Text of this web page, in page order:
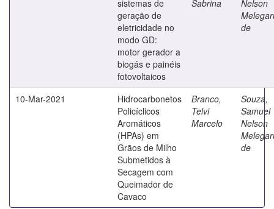
sistemas de
geração de
eletricidade no
modo GD:
motor gerador a
biogás e painéis
fotovoltaicos
Sabrina
Nelson
Melegari
de
10-Mar-2021
Hidrocarbonetos
Policíclicos
Aromáticos
(HPAs) em
Grãos de Milho
Submetidos à
Secagem com
Queimador de
Cavaco
Branco,
Telvi
Marcelo
Souza,
Samuel
Nelson
Melegari
de